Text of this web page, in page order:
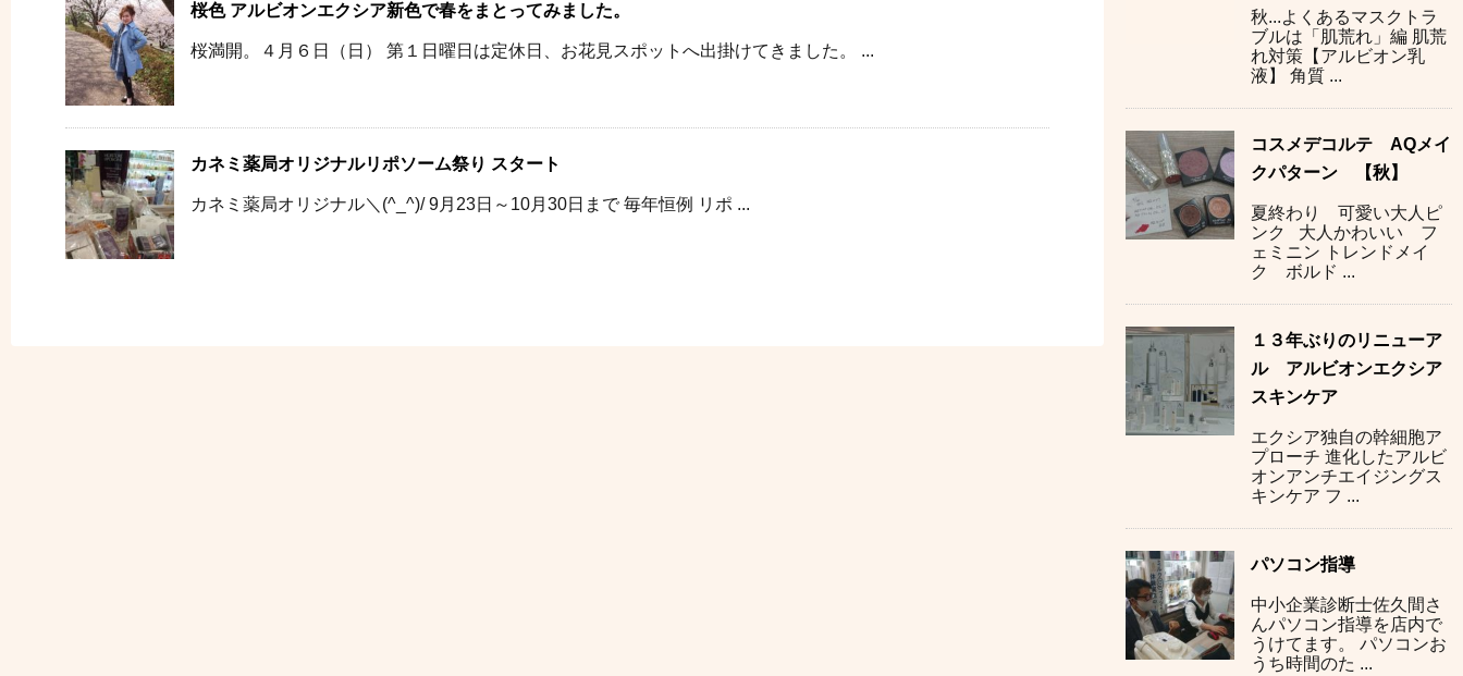
桜色 アルビオンエクシア新色で春をまとってみました。
桜満開。４月６日（日） 第１日曜日は定休日、お花見スポットへ出掛けてきました。 ...
カネミ薬局オリジナルリポソーム祭り スタート
カネミ薬局オリジナル＼(^_^)/ 9月23日～10月30日まで 毎年恒例 リポ ...
秋...よくあるマスクトラ
ブルは「肌荒れ」編 肌荒
れ対策【アルビオン乳
液】 角質 ...
コスメデコルテ AQメイ
クパターン 【秋】
夏終わり 可愛い大人ピ
ンク 大人かわいい フ
ェミニン トレンドメイ
ク ボルド ...
１３年ぶりのリニューア
ル アルビオンエクシア
スキンケア
エクシア独自の幹細胞ア
プローチ 進化したアルビ
オンアンチエイジングス
キンケア フ ...
パソコン指導
中小企業診断士佐久間さ
んパソコン指導を店内で
うけてます。 パソコンお
うち時間のた ...